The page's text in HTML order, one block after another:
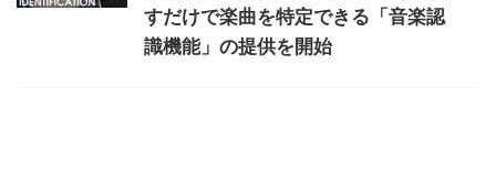
すだけで楽曲を特定できる「音楽認
識機能」の提供を開始